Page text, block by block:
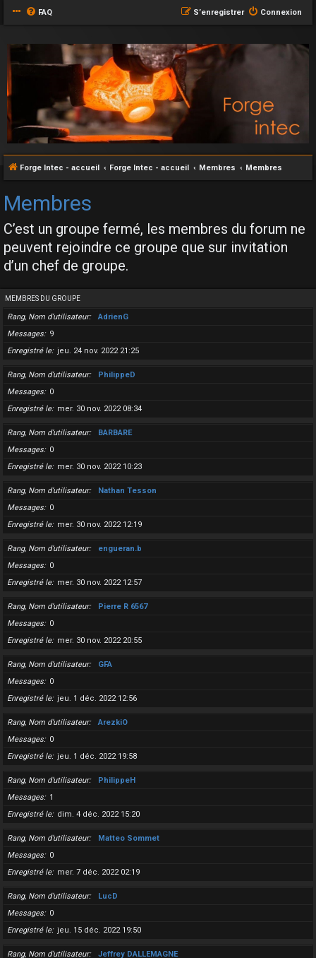
FAQ Connexion
S’enregistrer
Forge Intec - accueil Forge Intec - accueil Membres Membres
Membres
C’est un groupe fermé, les membres du forum ne
peuvent rejoindre ce groupe que sur invitation
d’un chef de groupe.
MEMBRES DU GROUPE
Rang, Nom d’utilisateur
AdrienG
Messages
9
Enregistré le
jeu. 24 nov. 2022 21:25
Rang, Nom d’utilisateur
PhilippeD
Messages
0
Enregistré le
mer. 30 nov. 2022 08:34
Rang, Nom d’utilisateur
BARBARE
Messages
0
Enregistré le
mer. 30 nov. 2022 10:23
Rang, Nom d’utilisateur
Nathan Tesson
Messages
0
Enregistré le
mer. 30 nov. 2022 12:19
Rang, Nom d’utilisateur
engueran.b
Messages
0
Enregistré le
mer. 30 nov. 2022 12:57
Rang, Nom d’utilisateur
Pierre R 6567
Messages
0
Enregistré le
mer. 30 nov. 2022 20:55
Rang, Nom d’utilisateur
GFA
Messages
0
Enregistré le
jeu. 1 déc. 2022 12:56
Rang, Nom d’utilisateur
ArezkiO
Messages
0
Enregistré le
jeu. 1 déc. 2022 19:58
Rang, Nom d’utilisateur
PhilippeH
Messages
1
Enregistré le
dim. 4 déc. 2022 15:20
Rang, Nom d’utilisateur
Matteo Sommet
Messages
0
Enregistré le
mer. 7 déc. 2022 02:19
Rang, Nom d’utilisateur
LucD
Messages
0
Enregistré le
jeu. 15 déc. 2022 19:50
Rang, Nom d’utilisateur
Jeffrey DALLEMAGNE